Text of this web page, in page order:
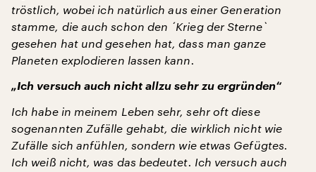
tröstlich, wobei ich natürlich aus einer Generation
stamme, die auch schon den ´Krieg der Sterne`
gesehen hat und gesehen hat, dass man ganze
Planeten explodieren lassen kann.
„Ich versuch auch nicht allzu sehr zu ergründen“
Ich habe in meinem Leben sehr, sehr oft diese
sogenannten Zufälle gehabt, die wirklich nicht wie
Zufälle sich anfühlen, sondern wie etwas Gefügtes.
Ich weiß nicht, was das bedeutet. Ich versuch auch